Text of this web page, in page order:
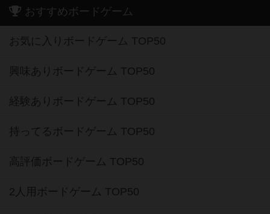
おすすめボードゲーム
お気に入りボードゲーム TOP50
興味ありボードゲーム TOP50
経験ありボードゲーム TOP50
持ってるボードゲーム TOP50
高評価ボードゲーム TOP50
2人用ボードゲーム TOP50